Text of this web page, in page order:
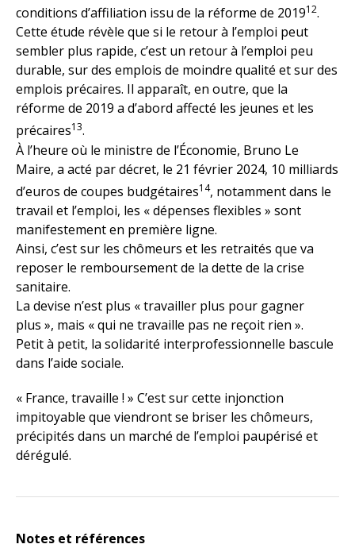
conditions d’affiliation issu de la réforme de 201912.
Cette étude révèle que si le retour à l’emploi peut
sembler plus rapide, c’est un retour à l’emploi peu
durable, sur des emplois de moindre qualité et sur des
emplois précaires. Il apparaît, en outre, que la
réforme de 2019 a d’abord affecté les jeunes et les
précaires13.
À l’heure où le ministre de l’Économie, Bruno Le
Maire, a acté par décret, le 21 février 2024, 10 milliards
d’euros de coupes budgétaires14, notamment dans le
travail et l’emploi, les « dépenses flexibles » sont
manifestement en première ligne.
Ainsi, c’est sur les chômeurs et les retraités que va
reposer le remboursement de la dette de la crise
sanitaire.
La devise n’est plus « travailler plus pour gagner
plus », mais « qui ne travaille pas ne reçoit rien ».
Petit à petit, la solidarité interprofessionnelle bascule
dans l’aide sociale.
« France, travaille ! » C’est sur cette injonction
impitoyable que viendront se briser les chômeurs,
précipités dans un marché de l’emploi paupérisé et
dérégulé.
Notes et références